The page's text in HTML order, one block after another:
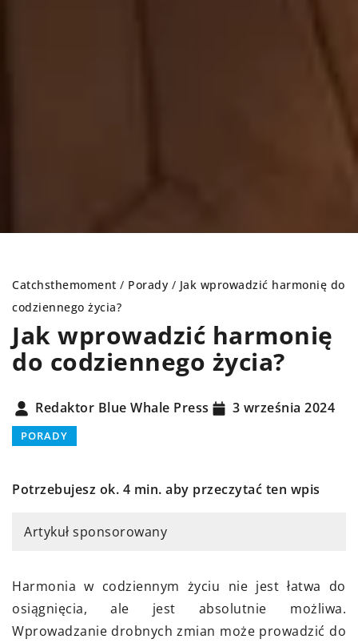
Catchsthemoment / Porady / Jak wprowadzić harmonię do
codziennego życia?
Jak wprowadzić harmonię
do codziennego życia?
Redaktor Blue Whale Press 3 września 2024
PORADY
Potrzebujesz ok. 4 min. aby przeczytać ten wpis
Artykuł sponsorowany
Harmonia w codziennym życiu nie jest łatwa do
osiągnięcia, ale jest absolutnie możliwa.
Wprowadzanie drobnych zmian może prowadzić do